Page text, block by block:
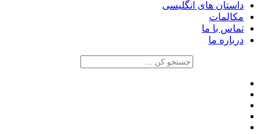
داستان های انگلیسی
مکالمات
تماس با ما
درباره ما